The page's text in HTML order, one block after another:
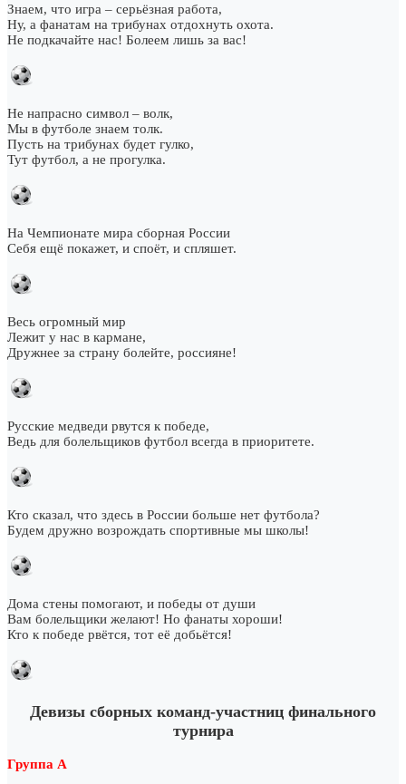
Знаем, что игра – серьёзная работа,
Ну, а фанатам на трибунах отдохнуть охота.
Не подкачайте нас! Болеем лишь за вас!
Не напрасно символ – волк,
Мы в футболе знаем толк.
Пусть на трибунах будет гулко,
Тут футбол, а не прогулка.
На Чемпионате мира сборная России
Себя ещё покажет, и споёт, и спляшет.
Весь огромный мир
Лежит у нас в кармане,
Дружнее за страну болейте, россияне!
Русские медведи рвутся к победе,
Ведь для болельщиков футбол всегда в приоритете.
Кто сказал, что здесь в России больше нет футбола?
Будем дружно возрождать спортивные мы школы!
Дома стены помогают, и победы от души
Вам болельщики желают! Но фанаты хороши!
Кто к победе рвётся, тот её добьётся!
Девизы сборных команд-участниц финального
турнира
Группа А